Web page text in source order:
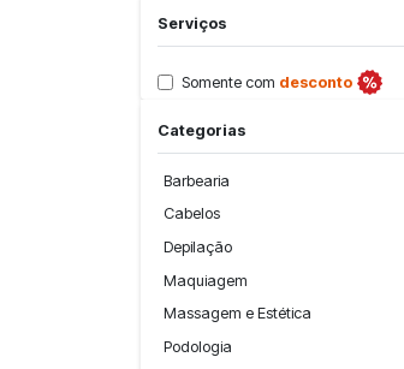
Serviços
Somente com desconto
Categorias
Barbearia
Cabelos
Depilação
Maquiagem
Massagem e Estética
Podologia